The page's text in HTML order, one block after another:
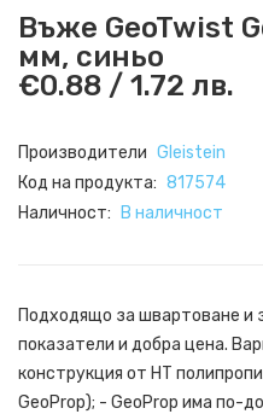
Въже GeoTwist
мм, синьо
€0.88 / 1.72 лв.
Производители Gleistein
Код на продукта: 817574
Наличност:
В наличност
Подходящо за швартоване и
показатели и добра цена.
конструкция от HT
GeoProp); - GeoProp има по-